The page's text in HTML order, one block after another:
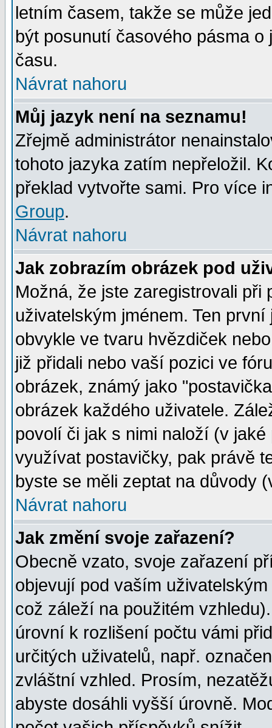
letním časem, takže se může
být posunutí časového pásma
času.
Návrat nahoru
Můj jazyk není na seznamu!
Zřejmě administrátor
tohoto jazyka zatím nepřeložil.
překlad vytvořte sami. Pro více
Group.
Návrat nahoru
Jak zobrazím obrázek pod
Možná, že jste zaregistrovali
uživatelským jménem. Ten
obvykle ve tvaru hvězdiček
již přidali nebo vaší pozici ve
obrázek, známý jako
obrázek každého uživatele.
povolí či jak s nimi naloží (v
využívat postavičky, pak právě
byste se měli zeptat na důvody
Návrat nahoru
Jak změní svoje zařazení?
Obecně vzato, svoje zařazení
objevují pod vaším
což záleží na použitém
úrovní k rozlišení počtu vámi
určitých uživatelů, např.
zvláštní vzhled. Prosím,
abyste dosáhli vyšší úrovně.